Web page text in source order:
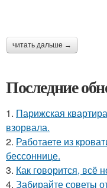
читать дальше →
Последние
1. Парижская
взорвала.
2. Работаете из
бессоннице.
3. Как говорится, всё
4. Забирайте советы